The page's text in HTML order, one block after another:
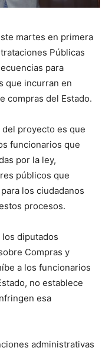
martes en primera
Públicas
para
que incurran en
compras del Estado.
proyecto es que
funcionarios que
por la ley,
públicos que
los ciudadanos
procesos.
diputados
Compras y
a los funcionarios
no establece
esa
administrativas